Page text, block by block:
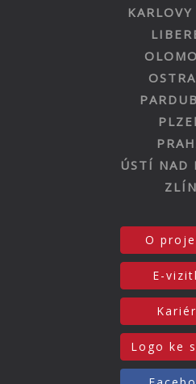
KARLOVY
ÚSTÍ NAD
ZLÍN
O
E-
Logo ke